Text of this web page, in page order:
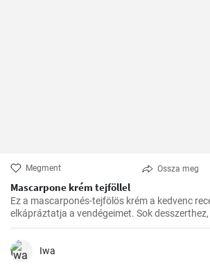
Megment Ossza meg
Mascarpone krém tejföllel
Ez a mascarponés-tejfölös krém a kedvenc
elkápráztatja a vendégeimet. Sok
tökéletes kísérő, de gyümölcstortákhoz is
Iwa